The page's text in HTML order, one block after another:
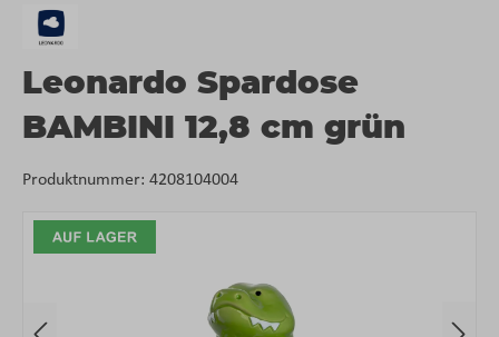
Bildergalerie überspringen
Leonardo Spardose
BAMBINI 12,8 cm grün
Produktnummer: 4208104004